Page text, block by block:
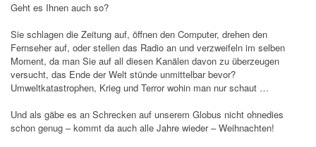
Geht es Ihnen auch so?
Sie schlagen die Zeitung auf, öffnen den Computer, drehen den
Fernseher auf, oder stellen das Radio an und verzweifeln im selben
Moment, da man Sie auf all diesen Kanälen davon zu überzeugen
versucht, das Ende der Welt stünde unmittelbar bevor?
Umweltkatastrophen, Krieg und Terror wohin man nur schaut …
Und als gäbe es an Schrecken auf unserem Globus nicht ohnedies
schon genug – kommt da auch alle Jahre wieder – Weihnachten!